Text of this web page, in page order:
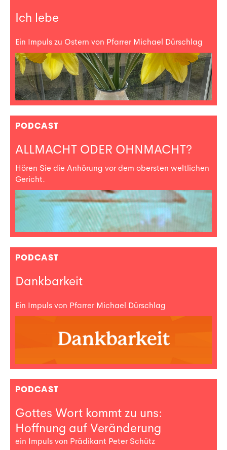
Ich lebe
Ein Impuls zu Ostern von Pfarrer Michael Dürschlag
PODCAST
ALLMACHT ODER OHNMACHT?
Hören Sie die Anhörung vor dem obersten weltlichen
Gericht.
PODCAST
Dankbarkeit
Ein Impuls von Pfarrer Michael Dürschlag
PODCAST
Gottes Wort kommt zu uns:
Hoffnung auf Veränderung
ein Impuls von Prädikant Peter Schütz